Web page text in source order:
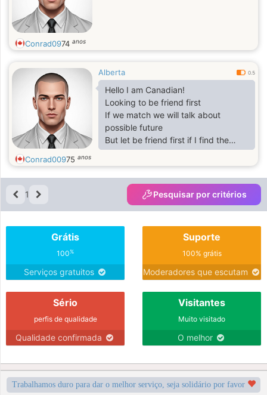
Conrad0974 anos
Alberta 0.5
Hello I am Canadian!
Looking to be friend first
If we match we will talk about
possible future
But let be friend first if I find the
right woman I will go visit her
Conrad00975 anos
1 Pesquisar por critérios
Grátis
100%
Serviços gratuitos
Suporte
100% grátis
Moderadores que escutam
Sério
perfis de qualidade
Qualidade confirmada
Visitantes
Muito visitado
O melhor
Trabalhamos duro para dar o melhor serviço, seja solidário por favor